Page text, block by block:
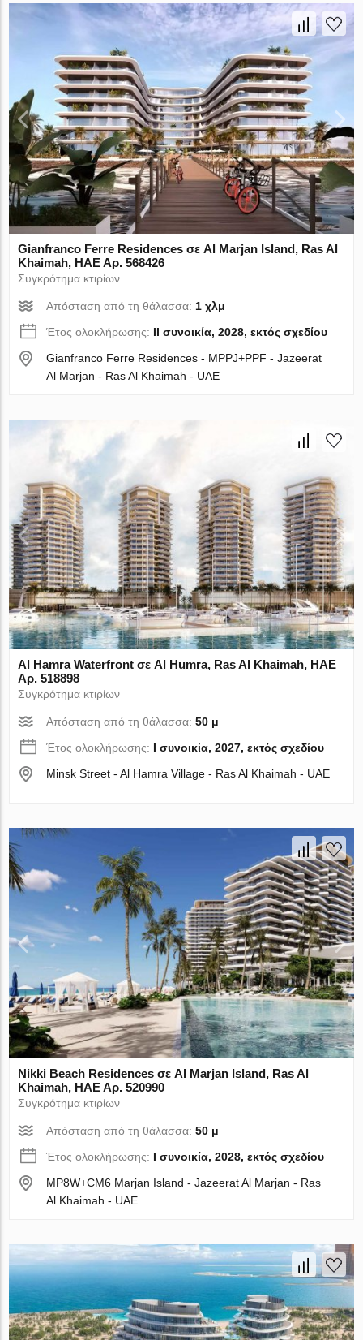
Gianfranco Ferre Residences σε Al Marjan Island, Ras Al
Khaimah, ΗΑΕ Αρ. 568426
Συγκρότημα κτιρίων
Απόσταση από τη θάλασσα: 1 χλμ
Έτος ολοκλήρωσης: II συνοικία, 2028, εκτός σχεδίου
Gianfranco Ferre Residences - MPPJ+PPF - Jazeerat
Al Marjan - Ras Al Khaimah - UAE
Al Hamra Waterfront σε Al Humra, Ras Al Khaimah, ΗΑΕ
Αρ. 518898
Συγκρότημα κτιρίων
Απόσταση από τη θάλασσα:50 μ
Έτος ολοκλήρωσης: I συνοικία, 2027, εκτός σχεδίου
Minsk Street - Al Hamra Village - Ras Al Khaimah - UAE
Nikki Beach Residences σε Al Marjan Island, Ras Al
Khaimah, ΗΑΕ Αρ. 520990
Συγκρότημα κτιρίων
Απόσταση από τη θάλασσα:50 μ
Έτος ολοκλήρωσης: I συνοικία, 2028, εκτός σχεδίου
MP8W+CM6 Marjan Island - Jazeerat Al Marjan - Ras
Al Khaimah - UAE